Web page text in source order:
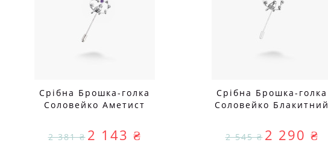
Срібна Брошка-голка
Соловейко Аметист
2 381 ₴ 2 143 ₴
Срібна Брошка-голка
Соловейко Блакитний
2 545 ₴ 2 290 ₴